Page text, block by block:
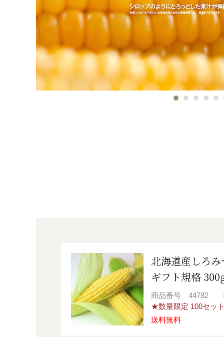
北海道産しろ
ギフト規格
商品番号 44782
★数量限定 100セッ
送料無料